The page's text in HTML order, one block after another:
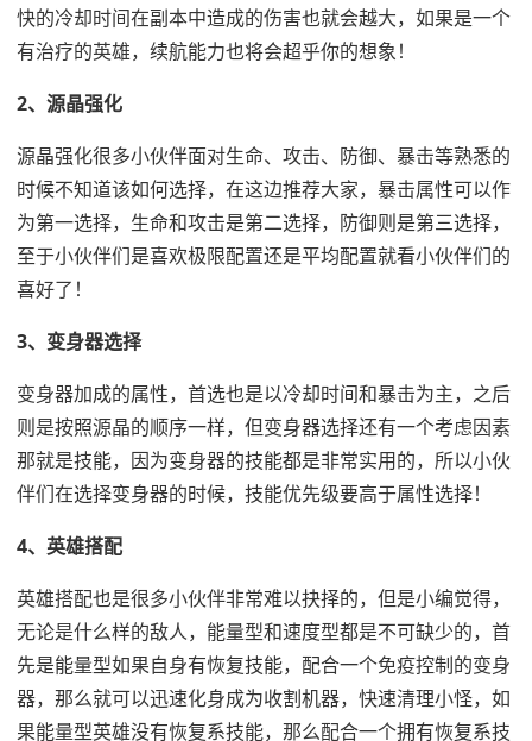
快的冷却时间在副本中造成的伤害也就会越大，如果是一个
有治疗的英雄，续航能力也将会超乎你的想象！
2、源晶强化
源晶强化很多小伙伴面对生命、攻击、防御、暴击等熟悉的
时候不知道该如何选择，在这边推荐大家，暴击属性可以作
为第一选择，生命和攻击是第二选择，防御则是第三选择，
至于小伙伴们是喜欢极限配置还是平均配置就看小伙伴们的
喜好了！
3、变身器选择
变身器加成的属性，首选也是以冷却时间和暴击为主，之后
则是按照源晶的顺序一样，但变身器选择还有一个考虑因素
那就是技能，因为变身器的技能都是非常实用的，所以小伙
伴们在选择变身器的时候，技能优先级要高于属性选择！
4、英雄搭配
英雄搭配也是很多小伙伴非常难以抉择的，但是小编觉得，
无论是什么样的敌人，能量型和速度型都是不可缺少的，首
先是能量型如果自身有恢复技能，配合一个免疫控制的变身
器，那么就可以迅速化身成为收割机器，快速清理小怪，如
果能量型英雄没有恢复系技能，那么配合一个拥有恢复系技